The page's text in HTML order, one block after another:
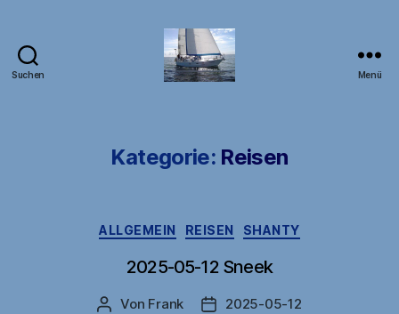
Suchen Menü
Kategorie: Reisen
Kategorien
ALLGEMEIN REISEN SHANTY
2025-05-12 Sneek
Beitragsautor
Von Frank Veröffentlichungsdatum
2025-05-12